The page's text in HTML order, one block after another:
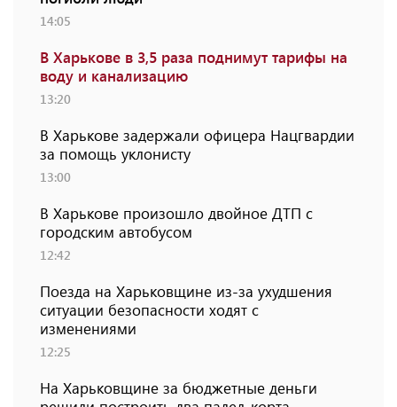
14:05
В Харькове в 3,5 раза поднимут тарифы на
воду и канализацию
13:20
В Харькове задержали офицера Нацгвардии
за помощь уклонисту
13:00
В Харькове произошло двойное ДТП с
городским автобусом
12:42
Поезда на Харьковщине из-за ухудшения
ситуации безопасности ходят с
изменениями
12:25
На Харьковщине за бюджетные деньги